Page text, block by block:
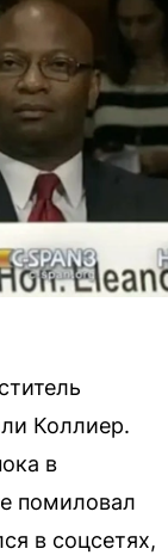
Коллиер.
в
помиловал
в соцсетях,